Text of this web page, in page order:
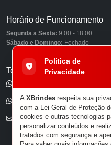
Horário de Funcionamento
Segunda a Sexta: 9:00 - 18:00
Sábado e Domingo: Fechado
Telefones
(11) 96585-7462
E-mail
Política de
Privacidade
A XBrindes respeita sua
com a Lei Geral de Proteção
cookies e outras tecnologias
personalizar conteúdos e
tratados com segurança e